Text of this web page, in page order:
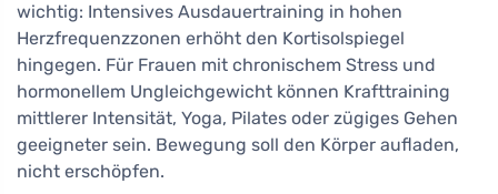
wichtig: Intensives Ausdauertraining in hohen
Herzfrequenzzonen erhöht den Kortisolspiegel
hingegen. Für Frauen mit chronischem Stress und
hormonellem Ungleichgewicht können Krafttraining
mittlerer Intensität, Yoga, Pilates oder zügiges Gehen
geeigneter sein. Bewegung soll den Körper aufladen,
nicht erschöpfen.